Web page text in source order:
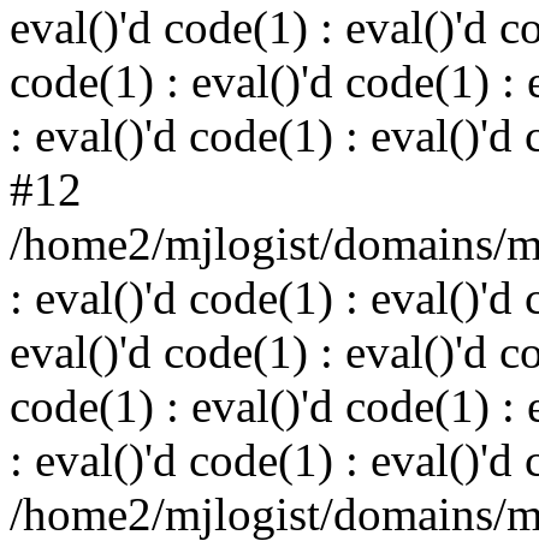
eval()'d code(1) : eval()'d
code(1) : eval()'d code(1) :
: eval()'d code(1) : eval()'d
#12
/home2/mjlogist/domains/
: eval()'d code(1) : eval()'d
eval()'d code(1) : eval()'d
code(1) : eval()'d code(1) :
: eval()'d code(1) : eval()'d
/home2/mjlogist/domains/